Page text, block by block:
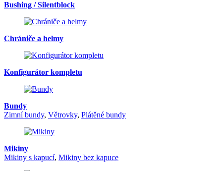
Bushing / Silentblock
Chrániče a helmy
Konfigurátor kompletu
Bundy
Zimní bundy, Větrovky, Plátěné bundy
Mikiny
Mikiny s kapucí, Mikiny bez kapuce